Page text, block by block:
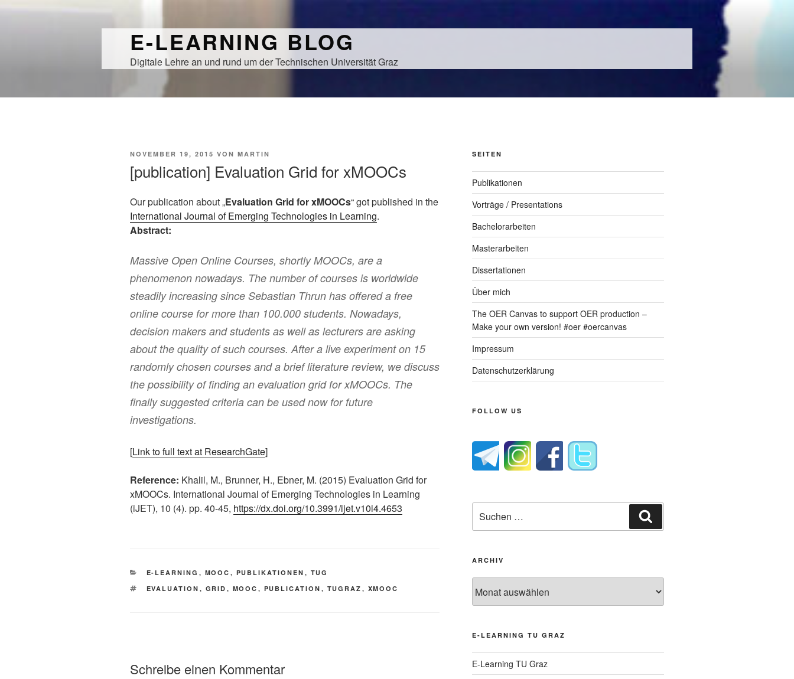
E-LEARNING BLOG
Digitale Lehre an und rund um der Technischen Universität Graz
VERÖFFENTLICHT
NOVEMBER 19, 2015 VON MARTIN
[publication] Evaluation Grid for xMOOCs
Our publication about „Evaluation Grid for xMOOCs“ got published in the
International Journal of Emerging Technologies in Learning.
Abstract:
Massive Open Online Courses, shortly MOOCs, are a
phenomenon nowadays. The number of courses is worldwide
steadily increasing since Sebastian Thrun has offered a free
online course for more than 100.000 students. Nowadays,
decision makers and students as well as lecturers are asking
about the quality of such courses. After a live experiment on 15
randomly chosen courses and a brief literature review, we discuss
the possibility of finding an evaluation grid for xMOOCs. The
finally suggested criteria can be used now for future
investigations.
[Link to full text at ResearchGate]
Reference: Khalil, M., Brunner, H., Ebner, M. (2015) Evaluation Grid for
xMOOCs. International Journal of Emerging Technologies in Learning
(iJET), 10 (4). pp. 40-45, https://dx.doi.org/10.3991/ijet.v10i4.4653
KATEGORIEN
E-LEARNING , MOOC , PUBLIKATIONEN , TUG
SCHLAGWÖRTER
EVALUATION , GRID , MOOC , PUBLICATION , TUGRAZ , XMOOC
Schreibe einen Kommentar
SEITEN
Publikationen
Vorträge / Presentations
Bachelorarbeiten
Masterarbeiten
Dissertationen
Über mich
The OER Canvas to support OER production –
Make your own version! #oer #oercanvas
Impressum
Datenschutzerklärung
FOLLOW US
nach:
ARCHIV
E-LEARNING TU GRAZ
E-Learning TU Graz